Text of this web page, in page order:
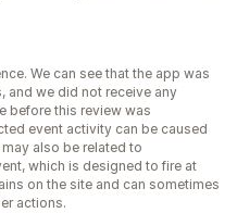
We can see that the app was
and we did not receive any
before this review was
event activity can be caused
also be related to
which is designed to fire at
on the site and can sometimes
actions.